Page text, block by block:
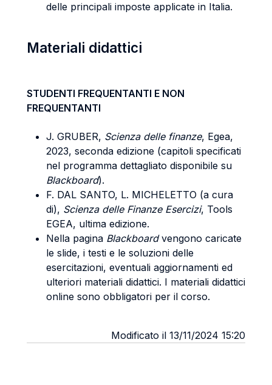
delle principali imposte applicate in Italia.
Materiali didattici
STUDENTI FREQUENTANTI E NON
FREQUENTANTI
J. GRUBER, Scienza delle finanze, Egea,
2023, seconda edizione (capitoli specificati
nel programma dettagliato disponibile su
Blackboard).
F. DAL SANTO, L. MICHELETTO (a cura
di), Scienza delle Finanze Esercizi, Tools
EGEA, ultima edizione.
Nella pagina Blackboardvengono caricate
le slide, i testi e le soluzioni delle
esercitazioni, eventuali aggiornamenti ed
ulteriori materiali didattici. I materiali didattici
online sono obbligatori per il corso.
Modificato il 13/11/2024 15:20